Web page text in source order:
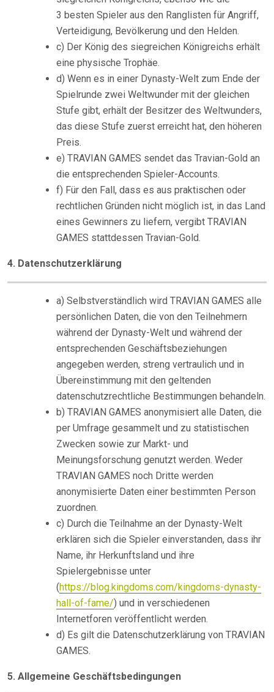
3 besten Spieler aus den Ranglisten für Angriff,
Verteidigung, Bevölkerung und den Helden.
c) Der König des siegreichen Königreichs erhält
eine physische Trophäe.
d) Wenn es in einer Dynasty-Welt zum Ende der
Spielrunde zwei Weltwunder mit der gleichen
Stufe gibt, erhält der Besitzer des Weltwunders,
das diese Stufe zuerst erreicht hat, den höheren
Preis.
e) TRAVIAN GAMES sendet das Travian-Gold an
die entsprechenden Spieler-Accounts.
f) Für den Fall, dass es aus praktischen oder
rechtlichen Gründen nicht möglich ist, in das Land
eines Gewinners zu liefern, vergibt TRAVIAN
GAMES stattdessen Travian-Gold.
4. Datenschutzerklärung
a) Selbstverständlich wird TRAVIAN GAMES alle
persönlichen Daten, die von den Teilnehmern
während der Dynasty-Welt und während der
entsprechenden Geschäftsbeziehungen
angegeben werden, streng vertraulich und in
Übereinstimmung mit den geltenden
datenschutzrechtliche Bestimmungen behandeln.
b) TRAVIAN GAMES anonymisiert alle Daten, die
per Umfrage gesammelt und zu statistischen
Zwecken sowie zur Markt- und
Meinungsforschung genutzt werden. Weder
TRAVIAN GAMES noch Dritte werden
anonymisierte Daten einer bestimmten Person
zuordnen.
c) Durch die Teilnahme an der Dynasty-Welt
erklären sich die Spieler einverstanden, dass ihr
Name, ihr Herkunftsland und ihre
Spielergebnisse unter
(https://blog.kingdoms.com/kingdoms-dynasty-
hall-of-fame/) und in verschiedenen
Internetforen veröffentlicht werden.
d) Es gilt die Datenschutzerklärung von TRAVIAN
GAMES.
5. Allgemeine Geschäftsbedingungen